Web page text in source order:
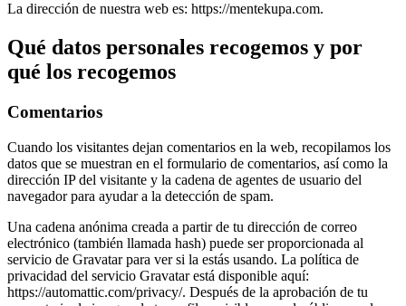
La dirección de nuestra web es: https://mentekupa.com.
Qué datos personales recogemos y por
qué los recogemos
Comentarios
Cuando los visitantes dejan comentarios en la web, recopilamos los
datos que se muestran en el formulario de comentarios, así como la
dirección IP del visitante y la cadena de agentes de usuario del
navegador para ayudar a la detección de spam.
Una cadena anónima creada a partir de tu dirección de correo
electrónico (también llamada hash) puede ser proporcionada al
servicio de Gravatar para ver si la estás usando. La política de
privacidad del servicio Gravatar está disponible aquí:
https://automattic.com/privacy/. Después de la aprobación de tu